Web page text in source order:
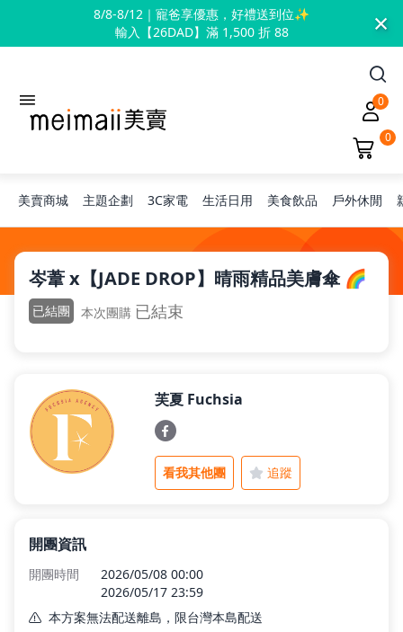
8/8-8/12｜寵爸享優惠，好禮送到位✨
輸入【26DAD】滿 1,500 折 88
×
0
0
美賣商城 主題企劃
旅行神隊友
兒童禮物
父親節好禮
熱銷排行
3C家電 生活日用 美食飲品 戶外休閒
芙夏 Fuchsia
看我其他團 追蹤
開團資訊
開團時間
2026/05/08 00:00
2026/05/17 23:59
本方案無法配送離島，限台灣本島配送
岑葦 x【JADE DROP】晴雨精品美膚傘 🌈
已結團 本次團購 已結束